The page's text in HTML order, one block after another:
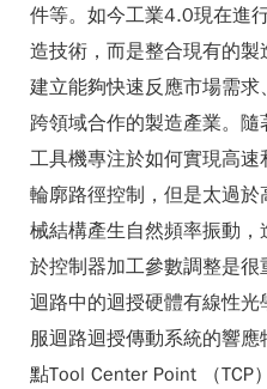
件等。如今工業4.0現在進
造技術，而是整合現有的製
建立能夠快速反應市場需求
跨領域合作的製造產業。隨
工具機專注於如何實現高
輪廓路徑控制，但是太過
械結構產生自然頻率振動
於控制器加工參數調整是
迴路中的迴授硬體有線性
服迴路迴授傳動系統的響
點Tool Center Point （TCP